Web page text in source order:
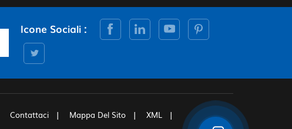
Icone Sociali :
Contattaci Mappa Del Sito
XML